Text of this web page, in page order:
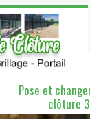
Pose et
clôture